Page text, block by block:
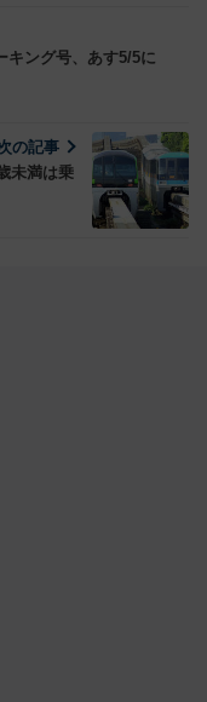
キング号、あす5/5に
の記事
未満は乗